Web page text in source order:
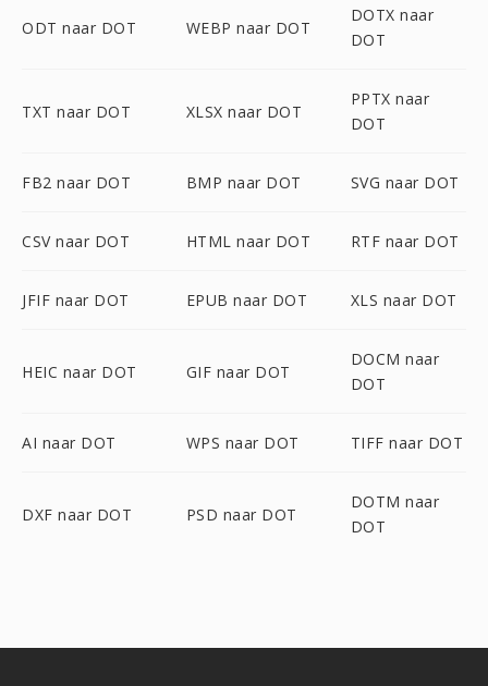
ODT naar DOT WEBP naar DOT
DOTX naar
DOT
TXT naar DOT XLSX naar DOT
PPTX naar
DOT
FB2 naar DOT BMP naar DOT SVG naar DOT
CSV naar DOT HTML naar DOT RTF naar DOT
JFIF naar DOT EPUB naar DOT XLS naar DOT
HEIC naar DOT GIF naar DOT
DOCM naar
DOT
AI naar DOT WPS naar DOT TIFF naar DOT
DXF naar DOT PSD naar DOT
DOTM naar
DOT